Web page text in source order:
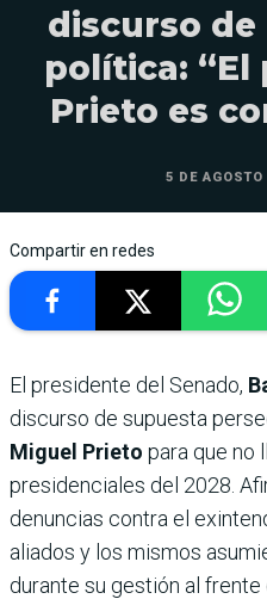
discurso
política: “El
Prieto es
5 DE
Compartir en redes
El presidente del Senado,
discurso de supuesta
Miguel Prieto para que no
presidenciales del 2028.
denuncias contra el
aliados y los mismos
durante su gestión al